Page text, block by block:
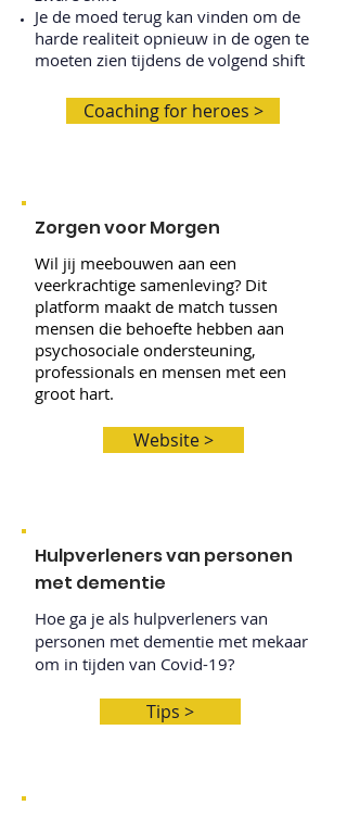
Je de moed terug kan vinden om de
harde realiteit opnieuw in de ogen te
moeten zien tijdens de volgend shift
Coaching for heroes >
Zorgen voor Morgen
Wil jij meebouwen aan een
veerkrachtige samenleving? Dit
platform maakt de match tussen
mensen die behoefte hebben aan
psychosociale ondersteuning,
professionals en mensen met een
groot hart.
Website >
Hulpverleners van personen
met dementie
Hoe ga je als hulpverleners van
personen met dementie met mekaar
om in tijden van Covid-19?
Tips >